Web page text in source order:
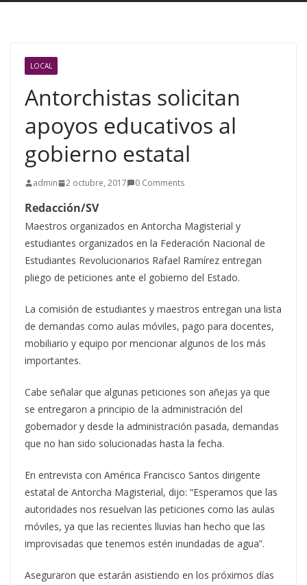
LOCAL
Antorchistas solicitan
apoyos educativos al
gobierno estatal
admin 2 octubre, 2017 0 Comments
Redacción/SV
Maestros organizados en Antorcha Magisterial y
estudiantes organizados en la Federación Nacional de
Estudiantes Revolucionarios Rafael Ramírez entregan
pliego de peticiones ante el gobierno del Estado.
La comisión de estudiantes y maestros entregan una lista
de demandas como aulas móviles, pago para docentes,
mobiliario y equipo por mencionar algunos de los más
importantes.
Cabe señalar que algunas peticiones son añejas ya que
se entregaron a principio de la administración del
gobernador y desde la administración pasada, demandas
que no han sido solucionadas hasta la fecha.
En entrevista con América Francisco Santos dirigente
estatal de Antorcha Magisterial, dijo: “Esperamos que las
autoridades nos resuelvan las peticiones como las aulas
móviles, ya que las recientes lluvias han hecho que las
improvisadas que tenemos estén inundadas de agua”.
Aseguraron que estarán asistiendo en los próximos días